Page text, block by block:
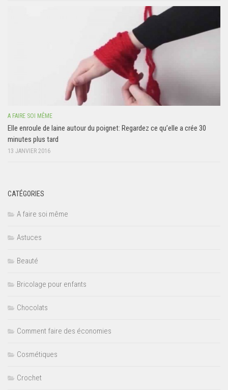
A FAIRE SOI MÊME
Elle enroule de laine autour du poignet: Regardez ce qu’elle a crée 30
minutes plus tard
13 JANVIER 2016
CATÉGORIES
A faire soi même
Astuces
Beauté
Bricolage pour enfants
Chocolats
Comment faire des économies
Cosmétiques
Crochet